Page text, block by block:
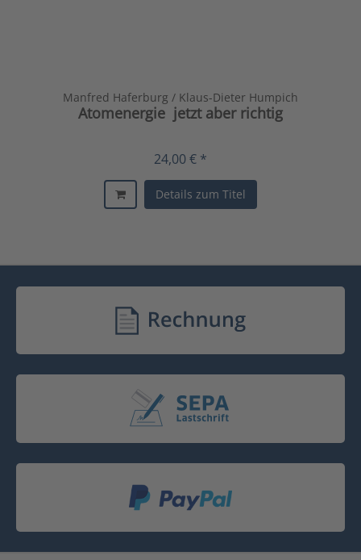
Manfred Haferburg / Klaus-Dieter Humpich
Atomenergie  jetzt aber richtig
24,00 € *
Details zum Titel